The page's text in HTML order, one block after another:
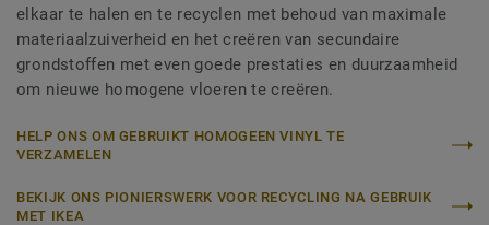
elkaar te halen en te recyclen met behoud van maximale
materiaalzuiverheid en het creëren van secundaire
grondstoffen met even goede prestaties en duurzaamheid
om nieuwe homogene vloeren te creëren.
HELP ONS OM GEBRUIKT HOMOGEEN VINYL TE
VERZAMELEN
BEKIJK ONS PIONIERSWERK VOOR RECYCLING NA GEBRUIK
MET IKEA